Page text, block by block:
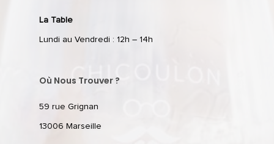
La Table
Lundi au Vendredi : 12h – 14h
Où Nous Trouver ?
59 rue Grignan
13006 Marseille